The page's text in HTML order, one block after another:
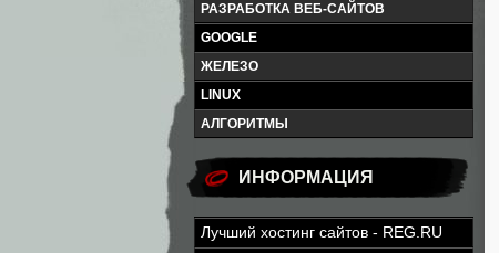
РАЗРАБОТКА ВЕБ-САЙТОВ
GOOGLE
ЖЕЛЕЗО
LINUX
АЛГОРИТМЫ
ИНФОРМАЦИЯ
Лучший хостинг сайтов - REG.RU